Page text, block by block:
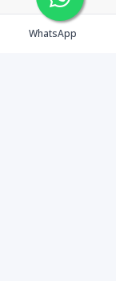
WhatsApp